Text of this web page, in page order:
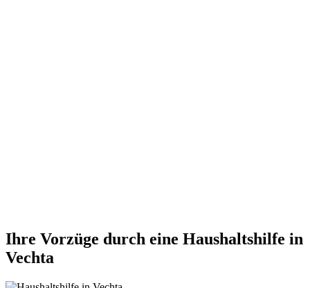
Ihre Vorzüge durch eine Haushaltshilfe in
Vechta